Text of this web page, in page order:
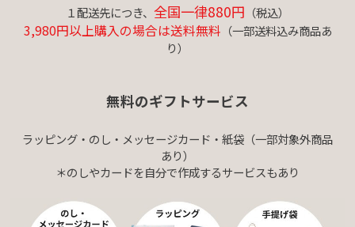
１配送先につき、 全国一律880円 （税込）
3,980円以上購入の場合は送料無料 （一部送料込み商品あ
り）
無料のギフトサービス
ラッピング・のし・メッセージカード・紙袋（一部対象外商品
あり）
＊のしやカードを自分で作成するサービスもあり